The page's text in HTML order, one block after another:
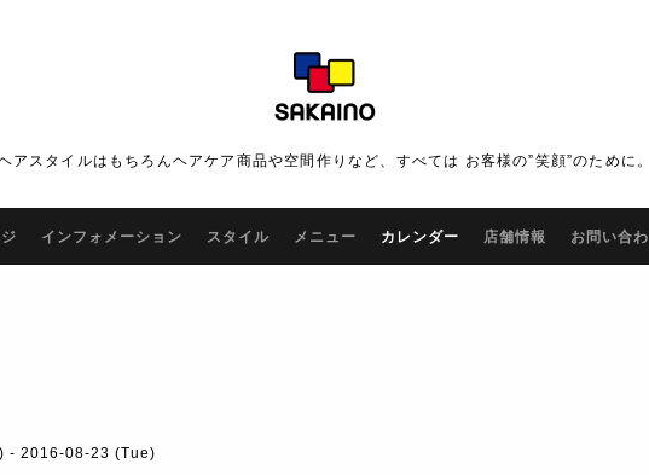
アスタイルはもちろんヘアケア商品や空間作りなど、すべては お客様の”笑顔”のために。
インフォメーション スタイル メニュー カレンダー 店舗情報 お問い合
- 2016-08-23 (Tue)